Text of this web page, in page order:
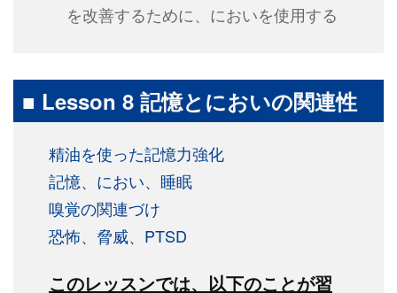
を改善するために、においを使用する
■ Lesson 8 記憶とにおいの関連性
精油を使った記憶力強化
記憶、におい、睡眠
嗅覚の関連づけ
恐怖、脅威、PTSD
このレッスンでは、以下のことが習